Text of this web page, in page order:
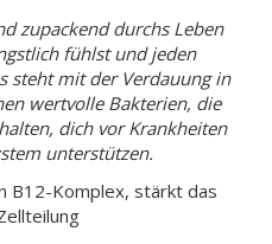
zupackend durchs Leben
fühlst und jeden
steht mit der Verdauung in
wertvolle Bakterien, die
dich vor Krankheiten
unterstützen.
B12-Komplex, stärkt das